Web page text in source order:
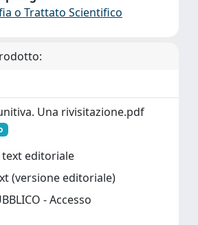
o Trattato Scientifico
Una rivisitazione.pdf
text editoriale
(versione editoriale)
- Accesso